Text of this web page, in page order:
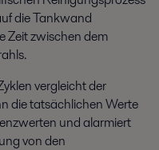
die Tankwand
Zeit zwischen dem
vergleicht der
die tatsächlichen Werte
und alarmiert
von den